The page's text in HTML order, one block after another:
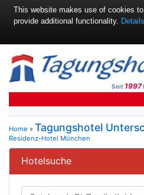
Seit 1997
Home » Tagungshotel
Residenz-Hotel München
Hotelsuche
This website makes use of cookies
provide additional functionality. Details